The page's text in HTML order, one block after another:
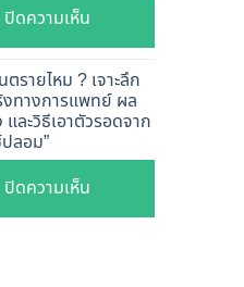
หน้า
ทำงาน
ยี่ห้อ
ไหน
ดี
และ
วิธี
ดูแล
ให้
รูป
Shape
ปลอดภัย
ชัดเจน
ปิดความเห็นบน
เจาะ
ลึก
Botox
กับ
ต่าง
รายไหม ? เจาะลึก
งทางการแพทย์ ผล
และวิธีเอาตัวรอดจาก
ลอม”
ปิดความเห็นบน
Botox